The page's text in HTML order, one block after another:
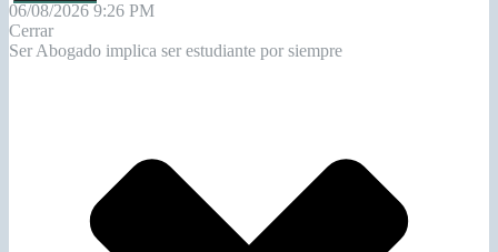
06/08/2026 9:26 PM
Cerrar
Ser Abogado implica ser estudiante por siempre